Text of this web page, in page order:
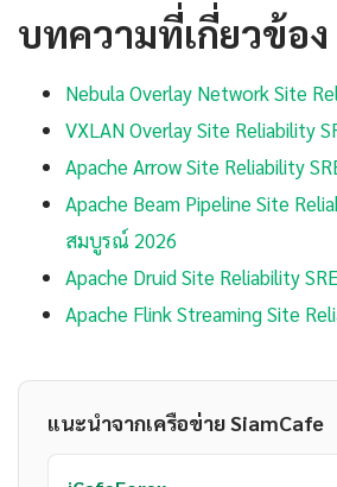
บทความที่เกี่ยวข้อง
Nebula Overlay Network Site
VXLAN Overlay Site Reliability
Apache Arrow Site Reliability
Apache Beam Pipeline Site
สมบูรณ์ 2026
Apache Druid Site Reliability SRE
Apache Flink Streaming Site
แนะนำจากเครือข่าย SiamCafe